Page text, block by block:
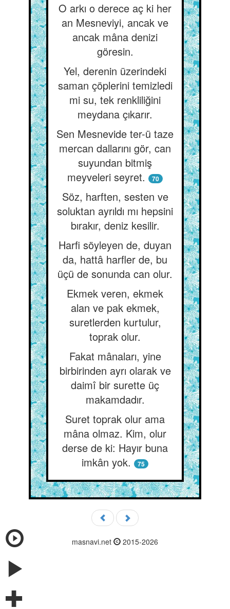
O arkı o derece aç ki her
an Mesneviyi, ancak ve
ancak mâna denizi
göresin.
Yel, derenin üzerindeki
saman çöplerini temizledi
mi su, tek renkliliğini
meydana çıkarır.
Sen Mesnevide ter-ü taze
mercan dallarını gör, can
suyundan bitmiş
meyveleri seyret.
70
Söz, harften, sesten ve
soluktan ayrıldı mı hepsini
bırakır, deniz kesilir.
Harfi söyleyen de, duyan
da, hattâ harfler de, bu
üçü de sonunda can olur.
Ekmek veren, ekmek
alan ve pak ekmek,
suretlerden kurtulur,
toprak olur.
Fakat mânaları, yine
birbirinden ayrı olarak ve
daimî bir surette üç
makamdadır.
Suret toprak olur ama
mâna olmaz. Kim, olur
derse de ki: Hayır buna
imkân yok.
75
masnavi.net 2015-2026